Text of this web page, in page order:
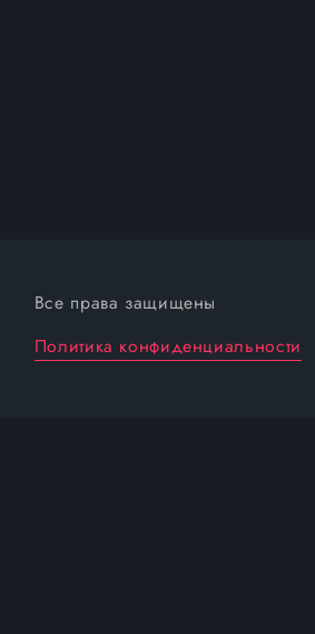
Все права защищены
Политика конфиденциальности